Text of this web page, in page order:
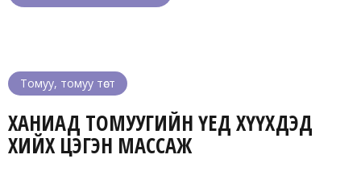
Томуу, томуу төст
ХАНИАД ТОМУУГИЙН ҮЕД ХҮҮХДЭД
ХИЙХ ЦЭГЭН МАССАЖ